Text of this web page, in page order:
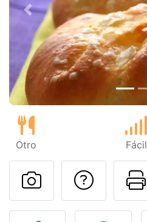
Anterior
Otro Fácil
Publicar la